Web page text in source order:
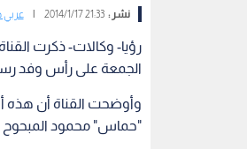
نشر :21:33 2014/1/17 عربي
رؤيا- وكالات- ذكرت
الجمعة على رأس وفد
وأوضحت القناة أن هذه
"حماس" محمود المبحوح في